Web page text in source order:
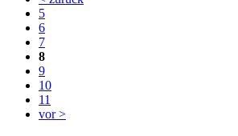
5
6
7
8
9
10
11
vor >